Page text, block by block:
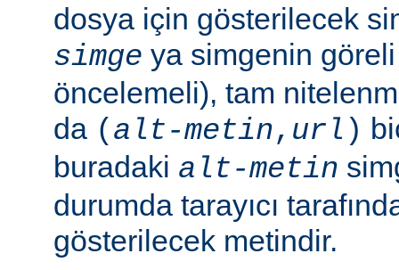
dosya için gösterilecek
simge ya simgenin göreli
öncelemeli), tam
da ( alt-metin, url )
buradaki alt-metin
durumda tarayıcı
gösterilecek metindir.